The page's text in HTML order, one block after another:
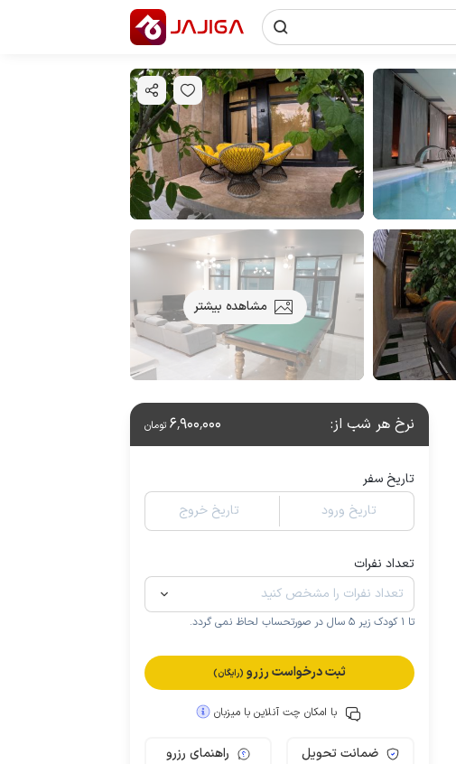
مشاهده بیشتر
نرخ هر شب از: 6٬900٬000 تومان
تاریخ سفر
تاریخ ورود
تاریخ خروج
تعداد نفرات
تا 1 کودک زیر 5 سال در صورتحساب لحاظ نمی گردد.
ثبت درخواست رزرو (رایگان)
با امکان چت آنلاین با میزبان
ضمانت تحویل راهنمای رزرو